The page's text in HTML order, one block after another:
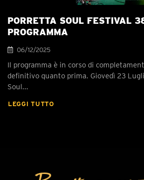
PORRETTA SOUL FESTIVAL
PROGRAMMA
06/12/2025
Il programma è in corso di
definitivo quanto prima. Giovedì 23
Soul...
LEGGI TUTTO